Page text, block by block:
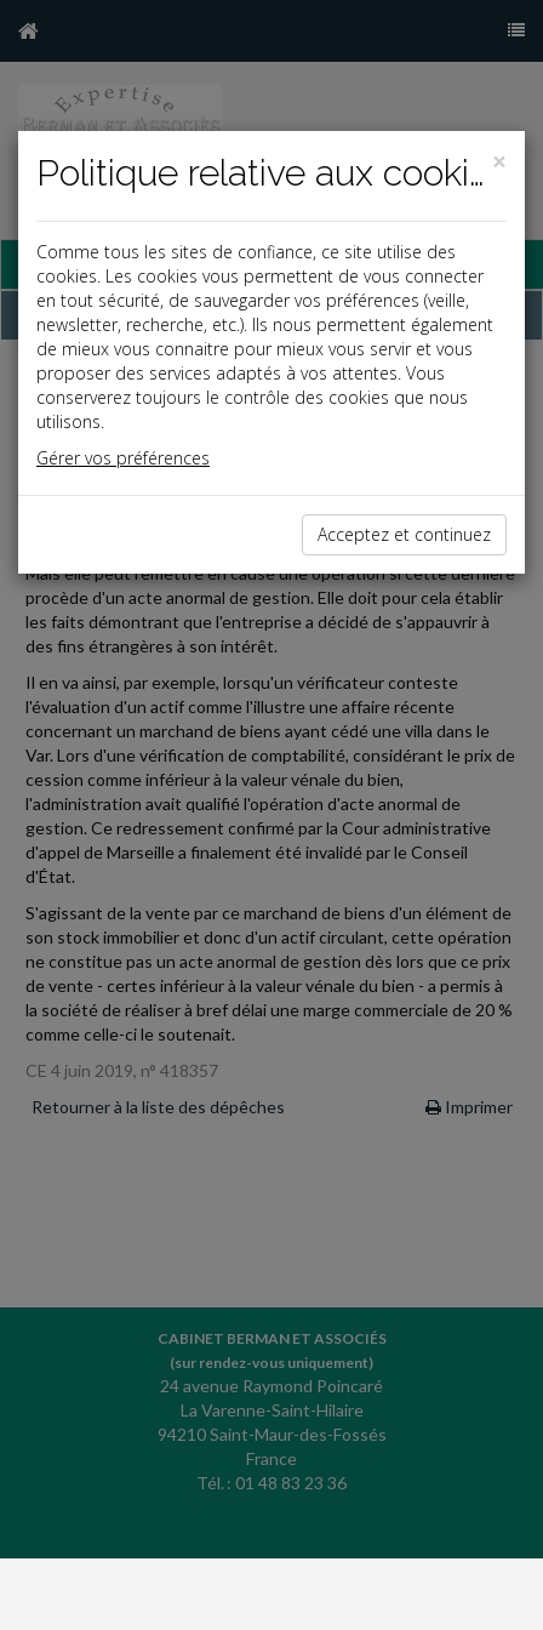
Base documentaire
Dépêches
j a
b
Fiscal TPE
ACTE ANORMAL DE GESTION
L'administration fiscale ne peut pas se prononcer sur
l'opportunité des choix de gestion opérés par une entreprise.
Mais elle peut remettre en cause une opération si cette dernière
procède d'un acte anormal de gestion. Elle doit pour cela établir
les faits démontrant que l'entreprise a décidé de s'appauvrir à
des fins étrangères à son intérêt.
Il en va ainsi, par exemple, lorsqu'un vérificateur conteste
l'évaluation d'un actif comme l'illustre une affaire récente
concernant un marchand de biens ayant cédé une villa dans le
Var. Lors d'une vérification de comptabilité, considérant le prix de
cession comme inférieur à la valeur vénale du bien,
l'administration avait qualifié l'opération d'acte anormal de
gestion. Ce redressement confirmé par la Cour administrative
d'appel de Marseille a finalement été invalidé par le Conseil
d'État.
S'agissant de la vente par ce marchand de biens d'un élément de
son stock immobilier et donc d'un actif circulant, cette opération
ne constitue pas un acte anormal de gestion dès lors que ce prix
de vente - certes inférieur à la valeur vénale du bien - a permis à
la société de réaliser à bref délai une marge commerciale de 20 %
comme celle-ci le soutenait.
CE 4 juin 2019, n° 418357
Retourner à la liste des dépêches
Imprimer
CABINET BERMAN ET ASSOCIÉS
(sur rendez-vous uniquement)
24 avenue Raymond Poincaré
La Varenne-Saint-Hilaire
94210 Saint-Maur-des-Fossés
France
Tél. : 01 48 83 23 36
×
Politique relative aux cookies
Comme tous les sites de confiance, ce site utilise des
cookies. Les cookies vous permettent de vous connecter
en tout sécurité, de sauvegarder vos préférences (veille,
newsletter, recherche, etc.). Ils nous permettent également
de mieux vous connaitre pour mieux vous servir et vous
proposer des services adaptés à vos attentes. Vous
conserverez toujours le contrôle des cookies que nous
utilisons.
Gérer vos préférences
Acceptez et continuez